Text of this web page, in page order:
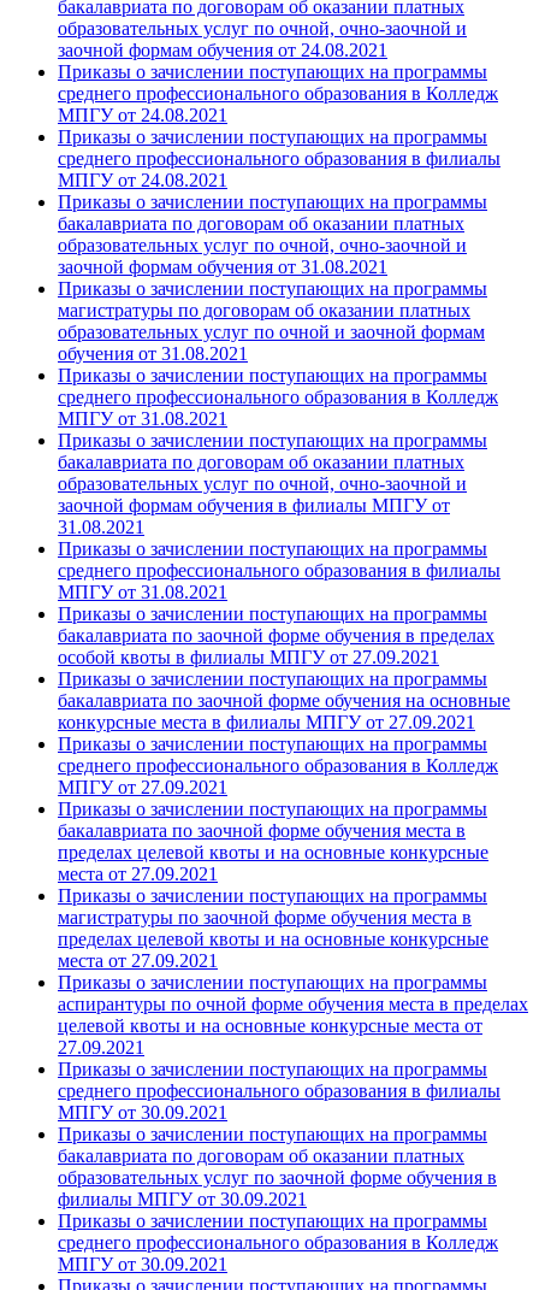
бакалавриата по договорам об оказании платных
образовательных услуг по очной, очно-заочной и
заочной формам обучения от 24.08.2021
Приказы о зачислении поступающих на программы
среднего профессионального образования в Колледж
МПГУ от 24.08.2021
Приказы о зачислении поступающих на программы
среднего профессионального образования в филиалы
МПГУ от 24.08.2021
Приказы о зачислении поступающих на программы
бакалавриата по договорам об оказании платных
образовательных услуг по очной, очно-заочной и
заочной формам обучения от 31.08.2021
Приказы о зачислении поступающих на программы
магистратуры по договорам об оказании платных
образовательных услуг по очной и заочной формам
обучения от 31.08.2021
Приказы о зачислении поступающих на программы
среднего профессионального образования в Колледж
МПГУ от 31.08.2021
Приказы о зачислении поступающих на программы
бакалавриата по договорам об оказании платных
образовательных услуг по очной, очно-заочной и
заочной формам обучения в филиалы МПГУ от
31.08.2021
Приказы о зачислении поступающих на программы
среднего профессионального образования в филиалы
МПГУ от 31.08.2021
Приказы о зачислении поступающих на программы
бакалавриата по заочной форме обучения в пределах
особой квоты в филиалы МПГУ от 27.09.2021
Приказы о зачислении поступающих на программы
бакалавриата по заочной форме обучения на основные
конкурсные места в филиалы МПГУ от 27.09.2021
Приказы о зачислении поступающих на программы
среднего профессионального образования в Колледж
МПГУ от 27.09.2021
Приказы о зачислении поступающих на программы
бакалавриата по заочной форме обучения места в
пределах целевой квоты и на основные конкурсные
места от 27.09.2021
Приказы о зачислении поступающих на программы
магистратуры по заочной форме обучения места в
пределах целевой квоты и на основные конкурсные
места от 27.09.2021
Приказы о зачислении поступающих на программы
аспирантуры по очной форме обучения места в пределах
целевой квоты и на основные конкурсные места от
27.09.2021
Приказы о зачислении поступающих на программы
среднего профессионального образования в филиалы
МПГУ от 30.09.2021
Приказы о зачислении поступающих на программы
бакалавриата по договорам об оказании платных
образовательных услуг по заочной форме обучения в
филиалы МПГУ от 30.09.2021
Приказы о зачислении поступающих на программы
среднего профессионального образования в Колледж
МПГУ от 30.09.2021
Приказы о зачислении поступающих на программы